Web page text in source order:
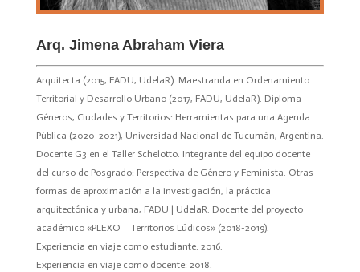
Arq. Jimena Abraham Viera
Arquitecta (2015, FADU, UdelaR). Maestranda en Ordenamiento
Territorial y Desarrollo Urbano (2017, FADU, UdelaR). Diploma
Géneros, Ciudades y Territorios: Herramientas para una Agenda
Pública (2020-2021), Universidad Nacional de Tucumán, Argentina.
Docente G3 en el Taller Schelotto. Integrante del equipo docente
del curso de Posgrado: Perspectiva de Género y Feminista. Otras
formas de aproximación a la investigación, la práctica
arquitectónica y urbana, FADU | UdelaR. Docente del proyecto
académico «PLEXO – Territorios Lúdicos» (2018-2019).
Experiencia en viaje como estudiante: 2016.
Experiencia en viaje como docente: 2018.